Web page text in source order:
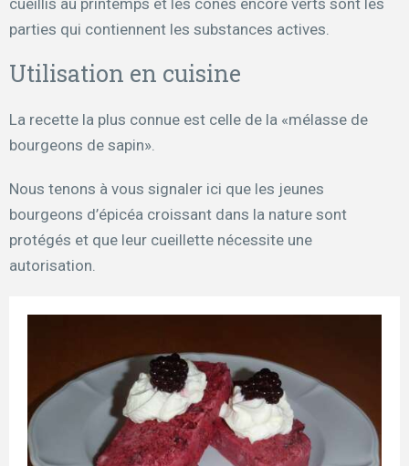
cueillis au printemps et les cônes encore verts sont les
parties qui contiennent les substances actives.
Utilisation en cuisine
La recette la plus connue est celle de la «mélasse de
bourgeons de sapin».
Nous tenons à vous signaler ici que les jeunes
bourgeons d’épicéa croissant dans la nature sont
protégés et que leur cueillette nécessite une
autorisation.